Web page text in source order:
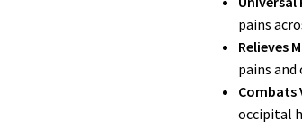
pains
Relieves
pains
Combats
occipital